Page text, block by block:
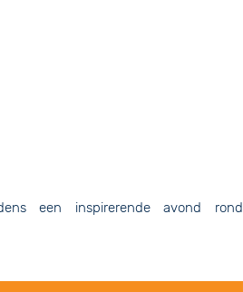
een inspirerende avond rond